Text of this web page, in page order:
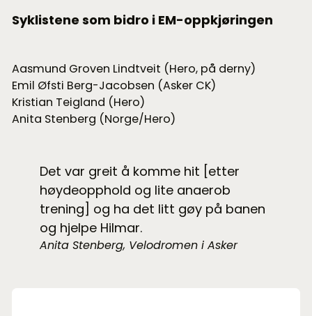
Syklistene som bidro i EM-oppkjøringen
Aasmund Groven Lindtveit (Hero, på derny)
Emil Øfsti Berg-Jacobsen (Asker CK)
Kristian Teigland (Hero)
Anita Stenberg (Norge/Hero)
Det var greit å komme hit [etter
høydeopphold og lite anaerob
trening] og ha det litt gøy på banen
og hjelpe Hilmar.
Anita Stenberg, Velodromen i Asker